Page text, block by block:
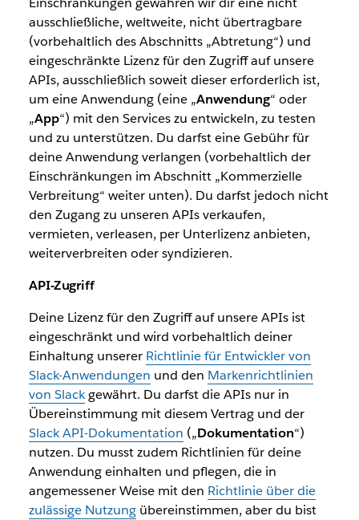
ausschließliche, weltweite, nicht übertragbare
(vorbehaltlich des Abschnitts „Abtretung“) und
eingeschränkte Lizenz für den Zugriff auf unsere
APIs, ausschließlich soweit dieser erforderlich ist,
um eine Anwendung (eine „Anwendung“ oder
„App“) mit den Services zu entwickeln, zu testen
und zu unterstützen. Du darfst eine Gebühr für
deine Anwendung verlangen (vorbehaltlich der
Einschränkungen im Abschnitt „Kommerzielle
Verbreitung“ weiter unten). Du darfst jedoch nicht
den Zugang zu unseren APIs verkaufen,
vermieten, verleasen, per Unterlizenz anbieten,
weiterverbreiten oder syndizieren.
API-Zugriff
Deine Lizenz für den Zugriff auf unsere APIs ist
eingeschränkt und wird vorbehaltlich deiner
Einhaltung unserer Richtlinie für Entwickler von
Slack-Anwendungen und den Markenrichtlinien
von Slackgewährt. Du darfst die APIs nur in
Übereinstimmung mit diesem Vertrag und der
Slack API-Dokumentation („Dokumentation“)
nutzen. Du musst zudem Richtlinien für deine
Anwendung einhalten und pflegen, die in
angemessener Weise mit den Richtlinie über die
zulässige Nutzungübereinstimmen, aber du bist